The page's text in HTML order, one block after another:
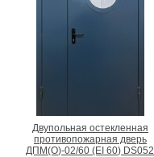
Двупольная остекленная
противопожарная дверь
ДПМ(О)-02/60 (EI 60) DS052